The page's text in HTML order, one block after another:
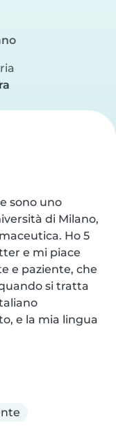
sono uno
di Milano,
Ho 5
e mi piace
e paziente, che
si tratta
e la mia lingua